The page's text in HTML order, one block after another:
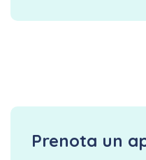
Prenota un